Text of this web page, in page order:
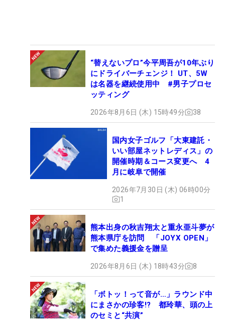
“替えないプロ”今平周吾が10年ぶり
にドライバーチェンジ！ UT、5W
は名器を継続使用中 #男子プロセ
ッティング
2026年8月6日 (木) 15時49分 38
国内女子ゴルフ「大東建託・
いい部屋ネットレディス」の
開催時期＆コース変更へ 4
月に岐阜で開催
2026年7月30日 (木) 06時00分
1
熊本出身の秋吉翔太と重永亜斗夢が
熊本県庁を訪問 「JOYX OPEN」
で集めた義援金を贈呈
2026年8月6日 (木) 18時43分 8
「ボトッ！って音が…」ラウンド中
にまさかの珍客!? 都玲華、頭の上
のセミと“共演”